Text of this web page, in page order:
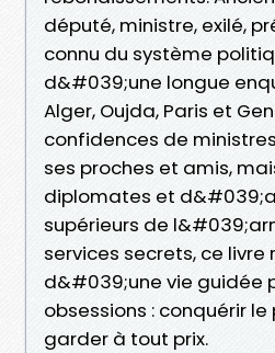
député, ministre, exilé,
connu du système
d&#039;une longue
Alger, Oujda, Paris et
confidences de
ses proches et amis,
diplomates et
supérieurs de
services secrets, ce
d&#039;une vie guidée
obsessions : conquérir
garder à tout prix.